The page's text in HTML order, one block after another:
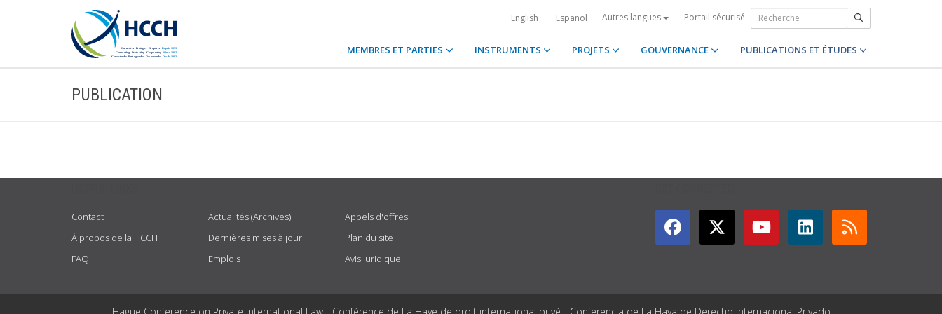
English Español Autres langues Portail sécurisé
MEMBRES ET PARTIES INSTRUMENTS PROJETS GOUVERNANCE PUBLICATIONS ET ÉTUDES
PUBLICATION
Contact
À propos de la HCCH
FAQ
Actualités (Archives)
Dernières mises à jour
Emplois
Appels d'offres
Plan du site
Avis juridique